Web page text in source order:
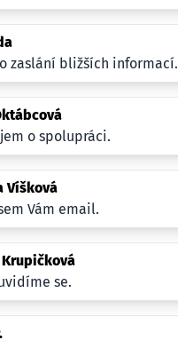
zaslání bližších informací.
o spolupráci.
Víšková
Vám email.
Krupičková
se.